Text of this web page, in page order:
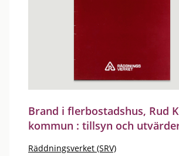
Brand i flerbostadshus, Rud
kommun : tillsyn och
Räddningsverket (SRV)